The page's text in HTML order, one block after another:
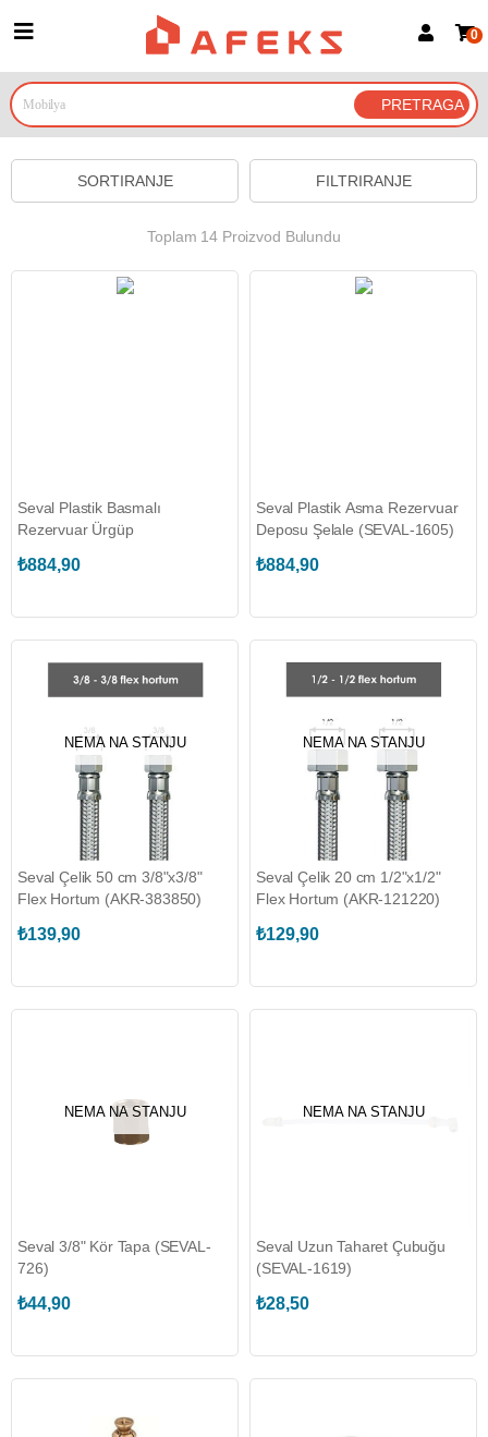
Prijava za članove
Prijavite se Google nalogom
0
FILTRIRANJE
SORTIRANJE
Toplam 14 Proizvod Bulundu
Seval Plastik Basmalı
Rezervuar Ürgüp
₺884,90
Seval Plastik Asma Rezervuar
Deposu Şelale (SEVAL-1605)
₺884,90
NEMA NA STANJU
Seval Çelik 50 cm 3/8"x3/8"
Flex Hortum (AKR-383850)
₺139,90
NEMA NA STANJU
Seval Çelik 20 cm 1/2"x1/2"
Flex Hortum (AKR-121220)
₺129,90
NEMA NA STANJU
Seval 3/8" Kör Tapa (SEVAL-
726)
₺44,90
NEMA NA STANJU
Seval Uzun Taharet Çubuğu
(SEVAL-1619)
₺28,50